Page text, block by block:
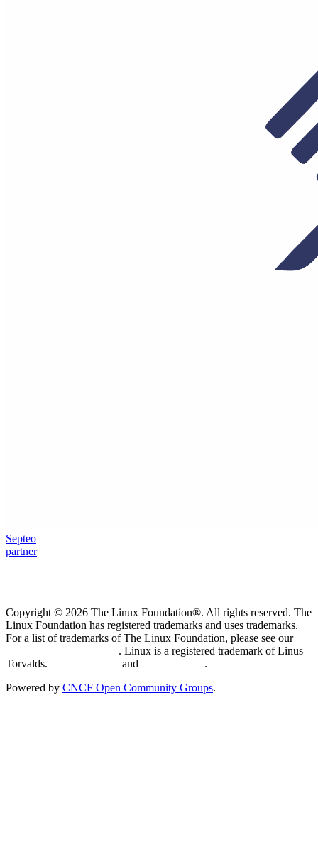
Septeo
partner
Copyright © 2026 The Linux Foundation®. All rights reserved. The
Linux Foundation has registered trademarks and uses trademarks.
For a list of trademarks of The Linux Foundation, please see our
. Linux is a registered trademark of Linus
Torvalds.
and
.
Powered by CNCF Open Community Groups.